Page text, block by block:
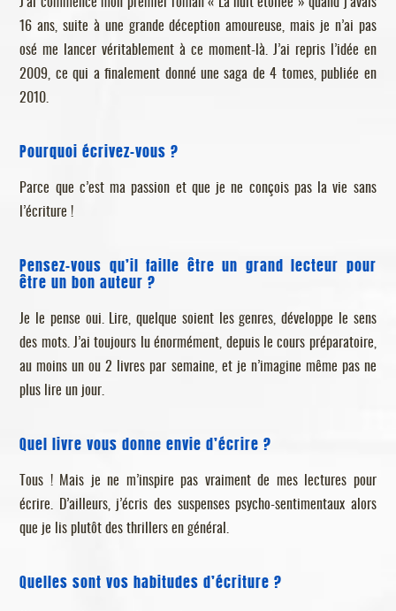
16 ans, suite à une grande déception amoureuse, mais je n’ai pas
osé me lancer véritablement à ce moment-là. J’ai repris l’idée en
2009, ce qui a finalement donné une saga de 4 tomes, publiée en
2010.
Pourquoi écrivez-vous ?
Parce que c’est ma passion et que je ne conçois pas la vie sans
l’écriture !
Pensez-vous qu’il faille être un grand lecteur pour
être un bon auteur ?
Je le pense oui. Lire, quelque soient les genres, développe le sens
des mots. J’ai toujours lu énormément, depuis le cours préparatoire,
au moins un ou 2 livres par semaine, et je n’imagine même pas ne
plus lire un jour.
Quel livre vous donne envie d’écrire ?
Tous ! Mais je ne m’inspire pas vraiment de mes lectures pour
écrire. D’ailleurs, j’écris des suspenses psycho-sentimentaux alors
que je lis plutôt des thrillers en général.
Quelles sont vos habitudes d’écriture ?